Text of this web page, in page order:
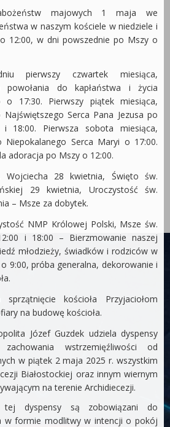
majowych 1 maja we
w naszym kościele w niedziele i
12:00, w dni powszednie po Mszy o
pierwszy czwartek miesiąca,
powołania do kapłaństwa i życia
o 17:30. Pierwszy piątek miesiąca,
Serca Pana Jezusa po
18:00. Pierwsza sobota miesiąca,
Niepokalanego Serca Maryi o 17:00.
adoracja po Mszy o 12:00.
Wojciecha 28 kwietnia, Święto św.
29 kwietnia, Uroczystość św.
– Msze za dobytek.
NMP Królowej Polski, Msze św.
i 18:00 – Bierzmowanie naszej
młodzieży, świadków i rodziców w
9:00, próba generalna, dekorowanie i
kościoła Przyjaciołom
na budowę kościoła.
Józef Guzdek udziela dyspensy
wstrzemięźliwości od
w piątek 2 maja 2025 r. wszystkim
Białostockiej oraz innym wiernym
na terenie Archidiecezji.
tej dyspensy są zobowiązani do
w formie modlitwy w intencji o pokój